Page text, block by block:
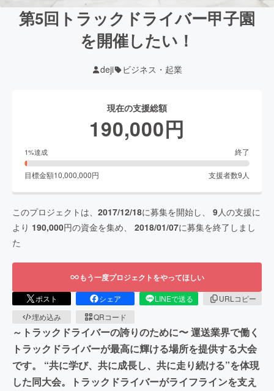
第5回トラックドライバー甲子園
を開催したい！
deji ビジネス・起業
現在の支援総額
190,000円
1%達成 終了
目標金額10,000,000円 支援者数9 人
このプロジェクトは、 2017/12/18に募集を開始し、 9人の支援に
より 190,000円の資金を集め、 2018/01/07に募集を終了しまし
た
もう一度プロジェクトをやってほしい
ポスト シェア LINEで送る
URLコピー
埋め込み
QRコード
～トラックドライバーの誇りのために〜 運送業界で働く
トラックドライバーが最高に輝ける場所を提供する大会
です。 “共に学び、共に成長し、共に走り続ける”を体現
した同大会。トラックドライバーがライフラインを支え